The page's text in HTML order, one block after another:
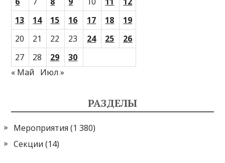
13
14 15 16 17 18
19
20
21 22 23 24 25
26
27
28 29
30
« Май
Июл »
РАЗДЕЛЫ
Мероприятия (1 380)
Секции (14)